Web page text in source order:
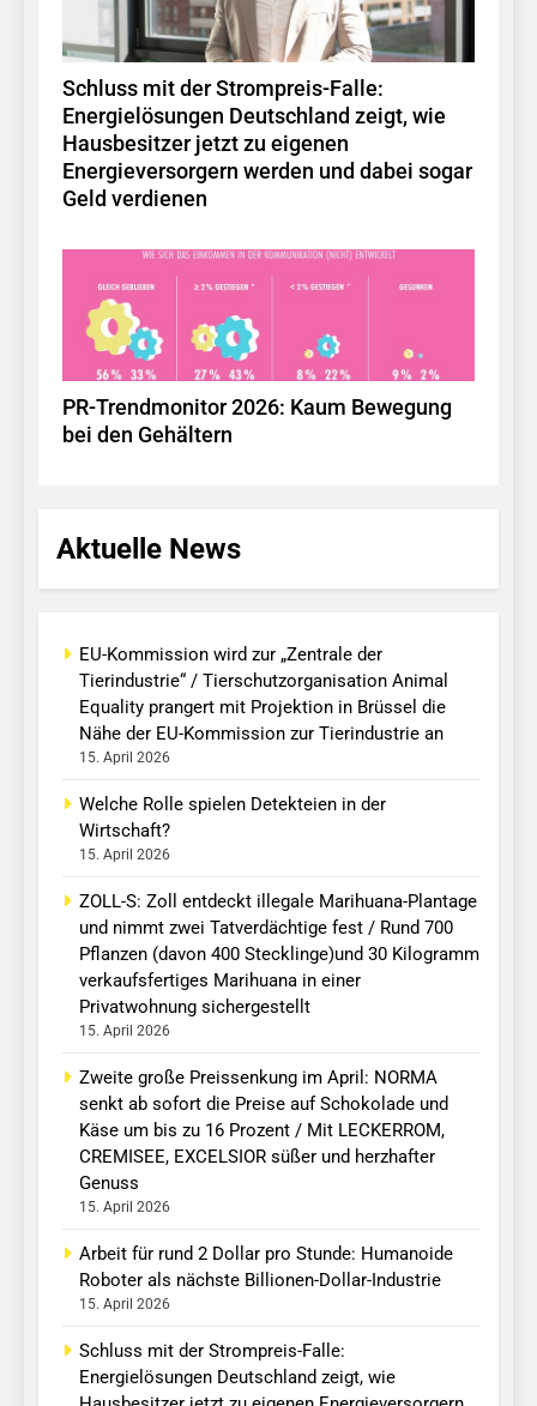
Schluss mit der Strompreis-Falle:
Energielösungen Deutschland zeigt, wie
Hausbesitzer jetzt zu eigenen
Energieversorgern werden und dabei sogar
Geld verdienen
PR-Trendmonitor 2026: Kaum Bewegung
bei den Gehältern
Aktuelle News
EU-Kommission wird zur „Zentrale der
Tierindustrie“ / Tierschutzorganisation Animal
Equality prangert mit Projektion in Brüssel die
Nähe der EU-Kommission zur Tierindustrie an
15. April 2026
Welche Rolle spielen Detekteien in der
Wirtschaft?
15. April 2026
ZOLL-S: Zoll entdeckt illegale Marihuana-Plantage
und nimmt zwei Tatverdächtige fest / Rund 700
Pflanzen (davon 400 Stecklinge)und 30 Kilogramm
verkaufsfertiges Marihuana in einer
Privatwohnung sichergestellt
15. April 2026
Zweite große Preissenkung im April: NORMA
senkt ab sofort die Preise auf Schokolade und
Käse um bis zu 16 Prozent / Mit LECKERROM,
CREMISEE, EXCELSIOR süßer und herzhafter
Genuss
15. April 2026
Arbeit für rund 2 Dollar pro Stunde: Humanoide
Roboter als nächste Billionen-Dollar-Industrie
15. April 2026
Schluss mit der Strompreis-Falle:
Energielösungen Deutschland zeigt, wie